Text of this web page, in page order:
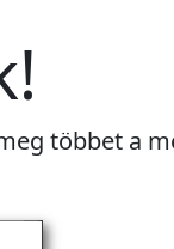
többet a